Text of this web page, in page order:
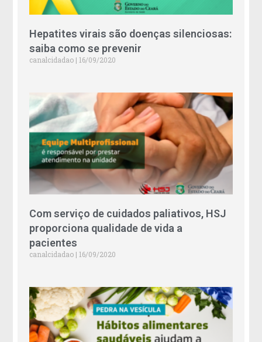
Hepatites virais são doenças silenciosas:
saiba como se prevenir
canalcidadao 16/09/2020
Com serviço de cuidados paliativos, HSJ
proporciona qualidade de vida a
pacientes
canalcidadao 16/09/2020